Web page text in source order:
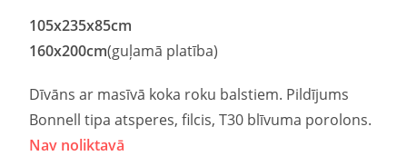
105x235x85cm
160x200cm(guļamā platība)
Dīvāns ar masīvā koka roku balstiem. Pildījums
Bonnell tipa atsperes, filcis, T30 blīvuma porolons.
Nav noliktavā